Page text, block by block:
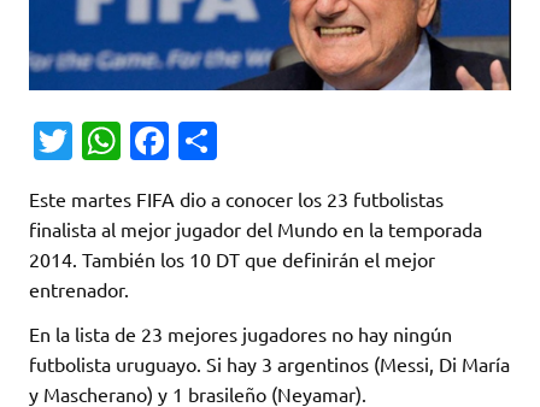
T
it
te
r
W
at
s
A
p
p
Fa
e
b
o
k
m
p
ti
r
Este martes FIFA dio a conocer los 23 futbolistas
finalista al mejor jugador del Mundo en la temporada
2014. También los 10 DT que definirán el mejor
entrenador.
En la lista de 23 mejores jugadores no hay ningún
futbolista uruguayo. Si hay 3 argentinos (Messi, Di María
y Mascherano) y 1 brasileño (Neyamar).